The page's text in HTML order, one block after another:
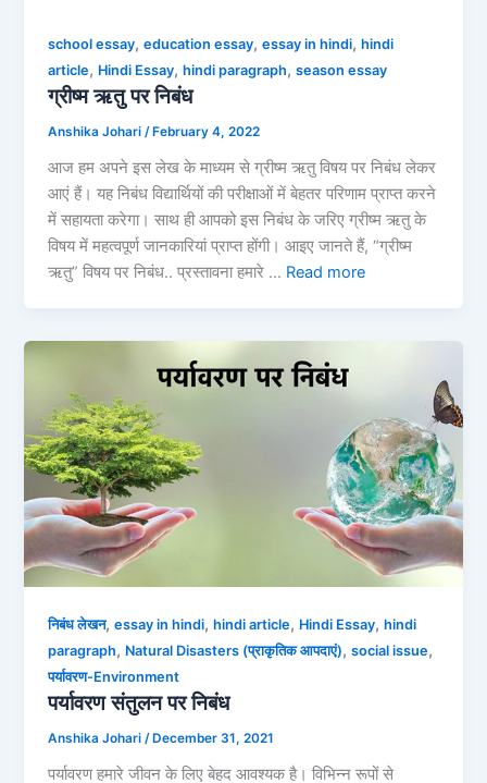
school essay,education essay,essay in hindi,hindi
article, Hindi Essay,hindi paragraph,season essay
ग्रीष्म ऋतु पर निबंध
Anshika Johari /February 4, 2022
आज हम अपने इस लेख के माध्यम से ग्रीष्म ऋतु विषय पर निबंध लेकर
आएं हैं। यह निबंध विद्यार्थियों की परीक्षाओं में बेहतर परिणाम प्राप्त करने
में सहायता करेगा। साथ ही आपको इस निबंध के जरिए ग्रीष्म ऋतु के
विषय में महत्वपूर्ण जानकारियां प्राप्त होंगी। आइए जानते हैं, “ग्रीष्म
ऋतु” विषय पर निबंध.. प्रस्तावना हमारे … Read more
निबंध लेखन,essay in hindi,hindi article, Hindi Essay,hindi
paragraph, Natural Disasters (प्राकृतिक आपदाएं),social issue,
पर्यावरण-Environment
पर्यावरण संतुलन पर निबंध
Anshika Johari/December 31, 2021
पर्यावरण हमारे जीवन के लिए बेहद आवश्यक है। विभिन्न रूपों से